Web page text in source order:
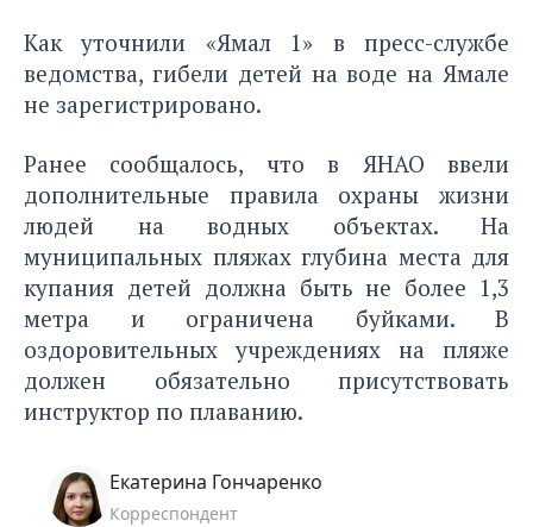
Как уточнили «Ямал 1» в пресс-службе
ведомства, гибели детей на воде на Ямале
не зарегистрировано.
Ранее сообщалось, что в ЯНАО ввели
дополнительные правила охраны жизни
людей на водных объектах. На
муниципальных пляжах глубина места для
купания детей должна быть не более 1,3
метра и ограничена буйками. В
оздоровительных учреждениях на пляже
должен обязательно присутствовать
инструктор по плаванию.
Екатерина Гончаренко
Корреспондент